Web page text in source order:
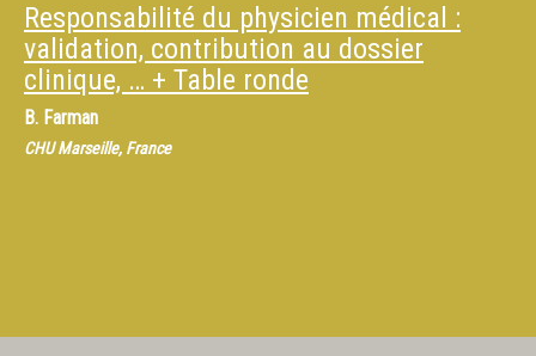
Responsabilité du physicien médical :
validation, contribution au dossier
clinique, … + Table ronde
B. Farman
CHU Marseille, France